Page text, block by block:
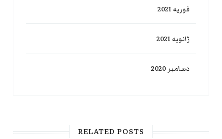
فوریه 2021
ژانویه 2021
دسامبر 2020
RELATED POSTS